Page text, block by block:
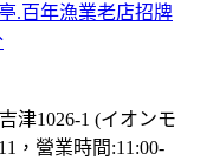
.百年漁業老店招牌
津1026-1 (イオンモ
，營業時間:11:00-